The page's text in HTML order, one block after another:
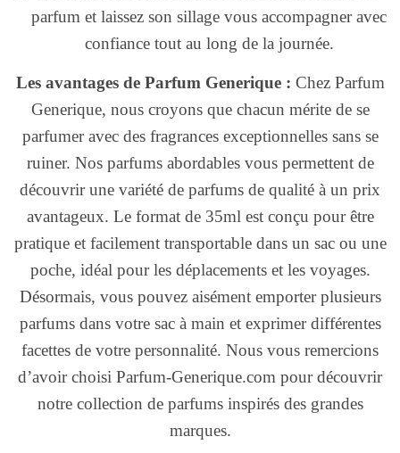
parfum et laissez son sillage vous accompagner avec
confiance tout au long de la journée.
Les avantages de Parfum Generique : Chez Parfum
Generique, nous croyons que chacun mérite de se
parfumer avec des fragrances exceptionnelles sans se
ruiner. Nos parfums abordables vous permettent de
découvrir une variété de parfums de qualité à un prix
avantageux. Le format de 35ml est conçu pour être
pratique et facilement transportable dans un sac ou une
poche, idéal pour les déplacements et les voyages.
Désormais, vous pouvez aisément emporter plusieurs
parfums dans votre sac à main et exprimer différentes
facettes de votre personnalité. Nous vous remercions
d’avoir choisi Parfum-Generique.com pour découvrir
notre collection de parfums inspirés des grandes
marques.